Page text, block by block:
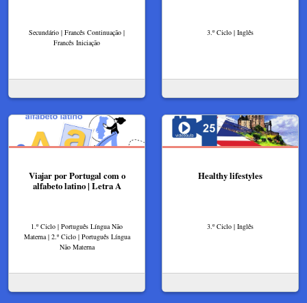
Secundário | Francês Continuação |
Francês Iniciação
3.º Ciclo | Inglês
Viajar por Portugal com o
alfabeto latino | Letra A
1.º Ciclo | Português Língua Não
Materna | 2.º Ciclo | Português Língua
Não Materna
Healthy lifestyles
3.º Ciclo | Inglês